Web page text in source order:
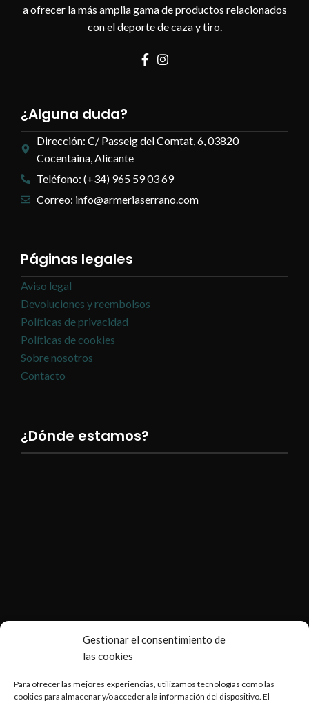
Gestionar el consentimiento de
las cookies
Para ofrecer las mejores experiencias, utilizamos tecnologías como las
cookies para almacenar y/o acceder a la información del dispositivo. El
a ofrecer la más amplia gama de productos relacionados
con el deporte de caza y tiro.
¿Alguna duda?
Dirección: C/ Passeig del Comtat, 6, 03820
Cocentaina, Alicante
Teléfono: (+34) 965 59 03 69
Correo: info@armeriaserrano.com
Páginas legales
Aviso legal
Devoluciones y reembolsos
Políticas de privacidad
Políticas de cookies
Sobre nosotros
Contacto
¿Dónde estamos?